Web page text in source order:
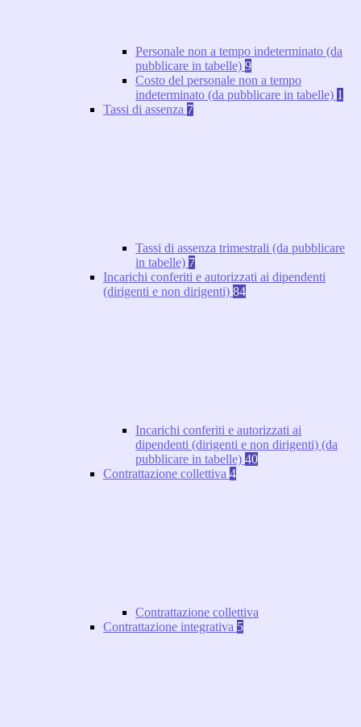
Personale non a tempo indeterminato (da
pubblicare in tabelle) 9
Costo del personale non a tempo
indeterminato (da pubblicare in tabelle) 1
Tassi di assenza 7
Tassi di assenza trimestrali (da pubblicare
in tabelle) 7
Incarichi conferiti e autorizzati ai dipendenti
(dirigenti e non dirigenti) 84
Incarichi conferiti e autorizzati ai
dipendenti (dirigenti e non dirigenti) (da
pubblicare in tabelle) 40
Contrattazione collettiva 4
Contrattazione collettiva
Contrattazione integrativa 5